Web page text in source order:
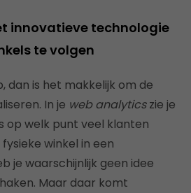
innovatieve technologie
te volgen
dan is het makkelijk om de
In je web analyticszie je
op welk punt veel klanten
winkel in een
je waarschijnlijk geen idee
Maar daar komt